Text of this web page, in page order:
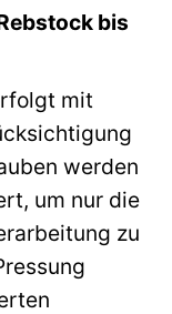
bis
mit
werden
um nur die
zu